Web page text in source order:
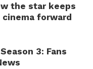
the star keeps
forward
3: Fans